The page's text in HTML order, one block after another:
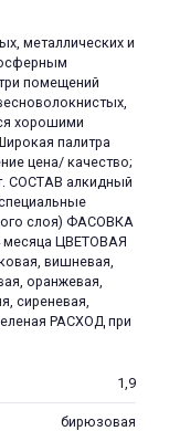
металлических и
помещений
хорошими
палитра
цена/ качество;
СОСТАВ алкидный
слоя) ФАСОВКА
месяца ЦВЕТОВАЯ
вишневая,
оранжевая,
сиреневая,
РАСХОД при
1,9
бирюзовая
2 недели